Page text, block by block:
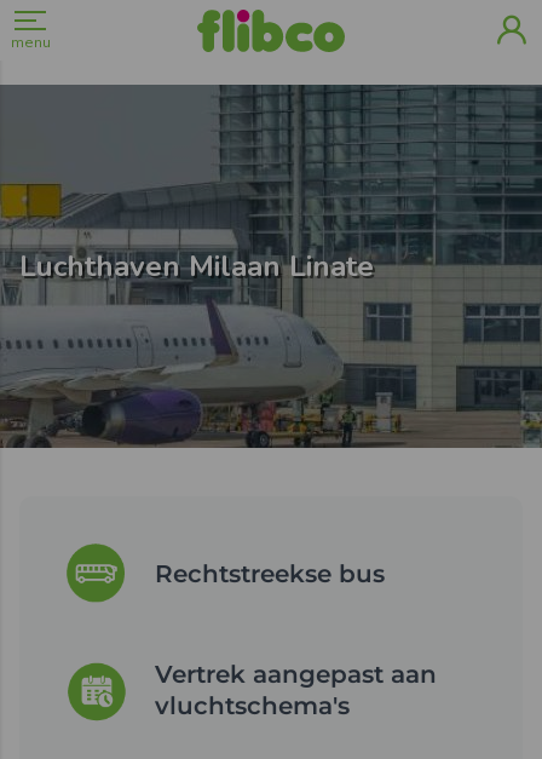
menu
Luchthaven Milaan Linate
Rechtstreekse bus
Vertrek aangepast aan
vluchtschema's